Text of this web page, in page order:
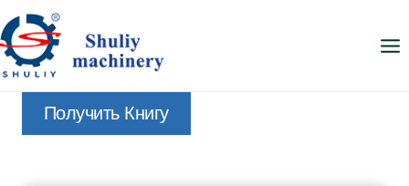
Перейти
к
содержимому
Получить Книгу